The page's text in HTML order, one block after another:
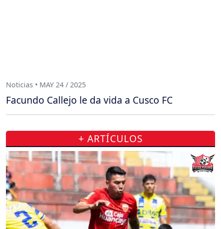
Noticias • MAY 24 / 2025
Facundo Callejo le da vida a Cusco FC
+ ARTÍCULOS